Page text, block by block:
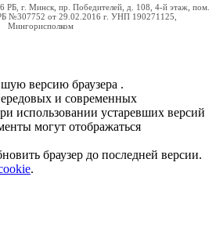
г. Минск, пр. Победителей, д. 108, 4-й этаж, пом.
№307752 от 29.02.2016 г. УНП 190271125,
Мингорисполком
версию браузера .
и современных
использовании устаревших версий
могут отображаться
браузер до последней версии.
.